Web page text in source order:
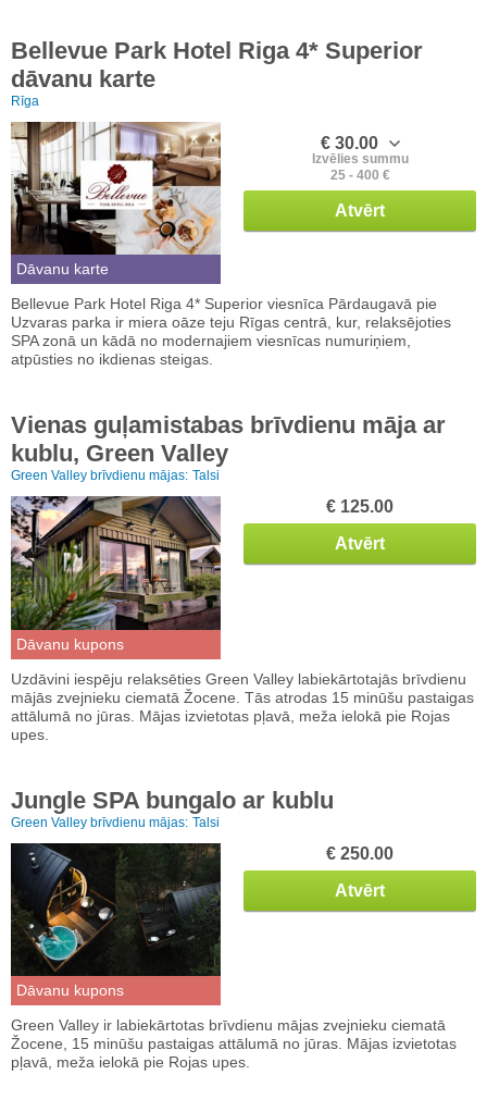
Bellevue Park Hotel Riga 4* Superior
dāvanu karte
Rīga
Dāvanu karte
€ 30.00
Izvēlies summu
25 - 400 €
Atvērt
Bellevue Park Hotel Riga 4* Superior viesnīca Pārdaugavā pie
Uzvaras parka ir miera oāze teju Rīgas centrā, kur, relaksējoties
SPA zonā un kādā no modernajiem viesnīcas numuriņiem,
atpūsties no ikdienas steigas.
Vienas guļamistabas brīvdienu māja ar
kublu, Green Valley
Green Valley brīvdienu mājas: Talsi
Dāvanu kupons
€ 125.00
Atvērt
Uzdāvini iespēju relaksēties Green Valley labiekārtotajās brīvdienu
mājās zvejnieku ciematā Žocene. Tās atrodas 15 minūšu pastaigas
attālumā no jūras. Mājas izvietotas pļavā, meža ielokā pie Rojas
upes.
Jungle SPA bungalo ar kublu
Green Valley brīvdienu mājas: Talsi
Dāvanu kupons
€ 250.00
Atvērt
Green Valley ir labiekārtotas brīvdienu mājas zvejnieku ciematā
Žocene, 15 minūšu pastaigas attālumā no jūras. Mājas izvietotas
pļavā, meža ielokā pie Rojas upes.